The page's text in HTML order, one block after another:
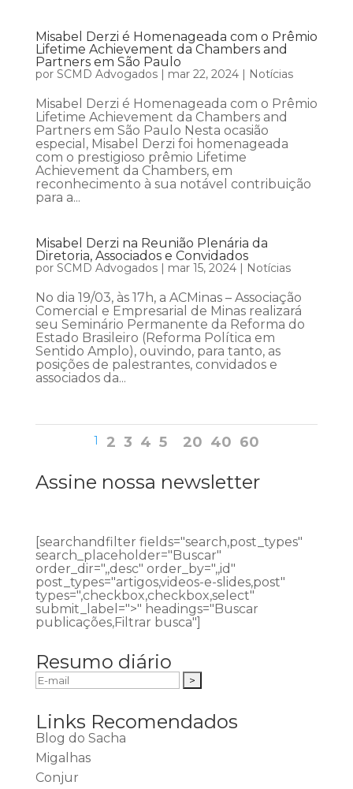
Misabel Derzi é Homenageada com o Prêmio
Lifetime Achievement da Chambers and
Partners em São Paulo
por SCMD Advogados| mar 22, 2024| Notícias
Misabel Derzi é Homenageada com o Prêmio
Lifetime Achievement da Chambers and
Partners em São Paulo Nesta ocasião
especial, Misabel Derzi foi homenageada
com o prestigioso prêmio Lifetime
Achievement da Chambers, em
reconhecimento à sua notável contribuição
para a...
Misabel Derzi na Reunião Plenária da
Diretoria, Associados e Convidados
por SCMD Advogados| mar 15, 2024| Notícias
No dia 19/03, às 17h, a ACMinas – Associação
Comercial e Empresarial de Minas realizará
seu Seminário Permanente da Reforma do
Estado Brasileiro (Reforma Política em
Sentido Amplo), ouvindo, para tanto, as
posições de palestrantes, convidados e
associados da...
1 2 3 4 5 20 40 60
Assine nossa newsletter
[searchandfilter fields="search,post_types"
search_placeholder="Buscar"
order_dir=",,desc" order_by=",,id"
post_types="artigos,videos-e-slides,post"
types=",checkbox,checkbox,select"
submit_label=">" headings="Buscar
publicações,Filtrar busca"]
Resumo diário
Links Recomendados
Blog do Sacha
Migalhas
Conjur